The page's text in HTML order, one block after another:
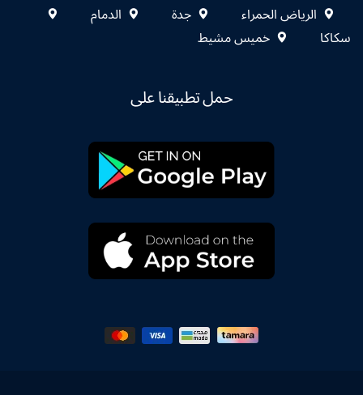
الرياض الحمراء جدة
الدمام
سكاكا
خميس مشيط
حمل تطبيقنا على